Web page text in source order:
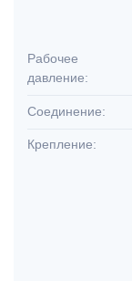
Рабочее
давление:
Соединение:
Крепление: